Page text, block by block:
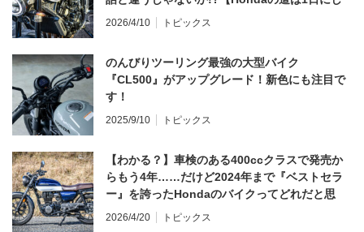
てならず／CB1000F ①第一印象 編】
2026/4/10 トピックス
のんびりツーリング最強の大型バイク
『CL500』がアップグレード！新色にも注目で
す！
2025/9/10 トピックス
【わかる？】車検のある400ccクラスで発売か
らもう4年……だけど2024年まで『ベストセラ
ー』を誇ったHondaのバイクってどれだと思
う？
2026/4/20 トピックス